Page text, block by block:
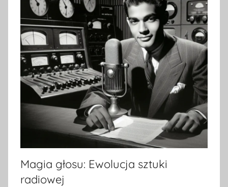
Magia głosu: Ewolucja sztuki
radiowej